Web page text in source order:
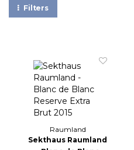
Filters
Raumland
Sekthaus Raumland